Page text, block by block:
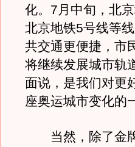
化。7月中旬，北
北京地铁5号线等
共交通更便捷，市
将继续发展城市轨
面说，是我们对更
座奥运城市变化的
当然，除了金牌